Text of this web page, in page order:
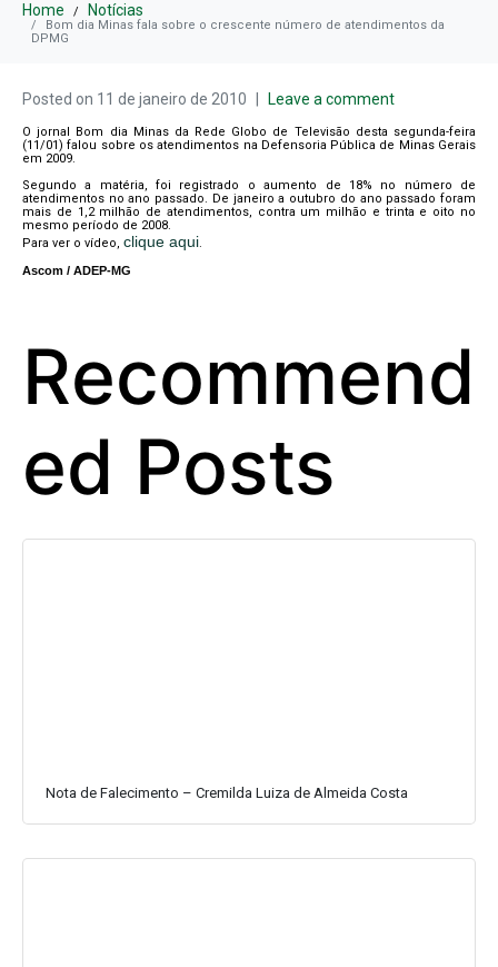
Home Notícias
Bom dia Minas fala sobre o crescente número de atendimentos da
DPMG
Posted on 11 de janeiro de 2010 Leave a comment
O jornal Bom dia Minas da Rede Globo de Televisão desta segunda-feira
(11/01) falou sobre os atendimentos na Defensoria Pública de Minas Gerais
em 2009.
Segundo a matéria, foi registrado o aumento de 18% no número de
atendimentos no ano passado. De janeiro a outubro do ano passado foram
mais de 1,2 milhão de atendimentos, contra um milhão e trinta e oito no
mesmo período de 2008.
Para ver o vídeo, clique aqui.
Ascom / ADEP-MG
Recommend
ed Posts
Nota de Falecimento – Cremilda Luiza de Almeida Costa